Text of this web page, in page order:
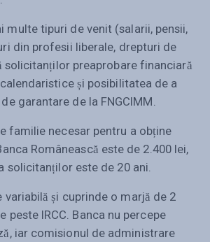
multe tipuri de venit (salarii, pensii,
din profesii liberale, drepturi de
solicitanților preaprobare financiară
și posibilitatea de a
garantare de la FNGCIMM.
familie necesar pentru a obține
Românească este de 2.400 lei,
solicitanților este de 20 ani.
variabilă și cuprinde o marjă de 2
peste IRCC. Banca nu percepe
iar comisionul de administrare